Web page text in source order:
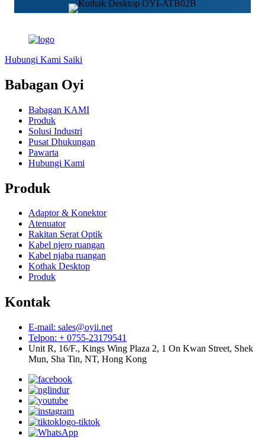
Hubungi Kami Saiki
Babagan Oyi
Babagan KAMI
Produk
Solusi Industri
Pusat Dhukungan
Pawarta
Hubungi Kami
Produk
Adaptor & Konektor
Atenuator
Rakitan Serat Optik
Kabel njero ruangan
Kabel njaba ruangan
Kothak Desktop
Produk
Kontak
E-mail: sales@oyii.net
Telpon: + 0755-23179541
Unit R, 16/F., Kings Wing Plaza 2, 1 On Kwan Street, Shek
Mun, Sha Tin, NT, Hong Kong